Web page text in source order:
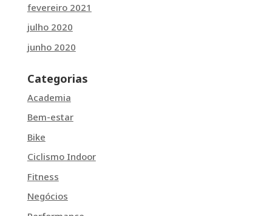
fevereiro 2021
julho 2020
junho 2020
Categorias
Academia
Bem-estar
Bike
Ciclismo Indoor
Fitness
Negócios